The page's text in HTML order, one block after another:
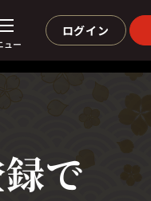
ュー
ログイン
で